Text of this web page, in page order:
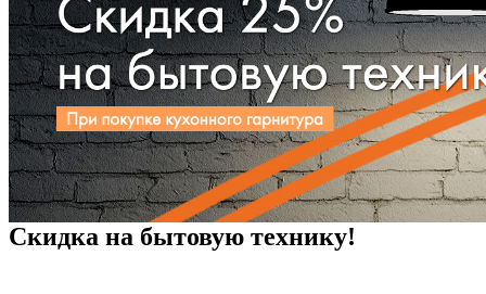
Скидка на бытовую технику!